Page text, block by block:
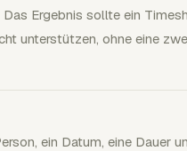
Ergebnis sollte ein
unterstützen, ohne eine
ein Datum, eine Dauer